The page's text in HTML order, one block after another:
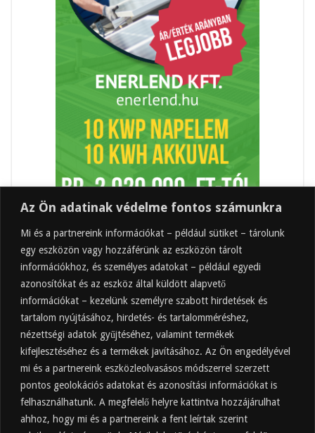
Az Ön adatinak védelme fontos számunkra
Mi és a partnereink információkat – például sütiket – tárolunk
egy eszközön vagy hozzáférünk az eszközön tárolt
információkhoz, és személyes adatokat – például egyedi
azonosítókat és az eszköz által küldött alapvető
információkat – kezelünk személyre szabott hirdetések és
tartalom nyújtásához, hirdetés- és tartalomméréshez,
nézettségi adatok gyűjtéséhez, valamint termékek
kifejlesztéséhez és a termékek javításához. Az Ön engedélyével
mi és a partnereink eszközleolvasásos módszerrel szerzett
pontos geolokációs adatokat és azonosítási információkat is
felhasználhatunk. A megfelelő helyre kattintva hozzájárulhat
ahhoz, hogy mi és a partnereink a fent leírtak szerint
Felkapott
Almaecet mire jó? 21 gyakori felhasználási
terület
2025.10.31.
Almaecet fogyasztása: mikor, mennyit, mivel
hígítva?